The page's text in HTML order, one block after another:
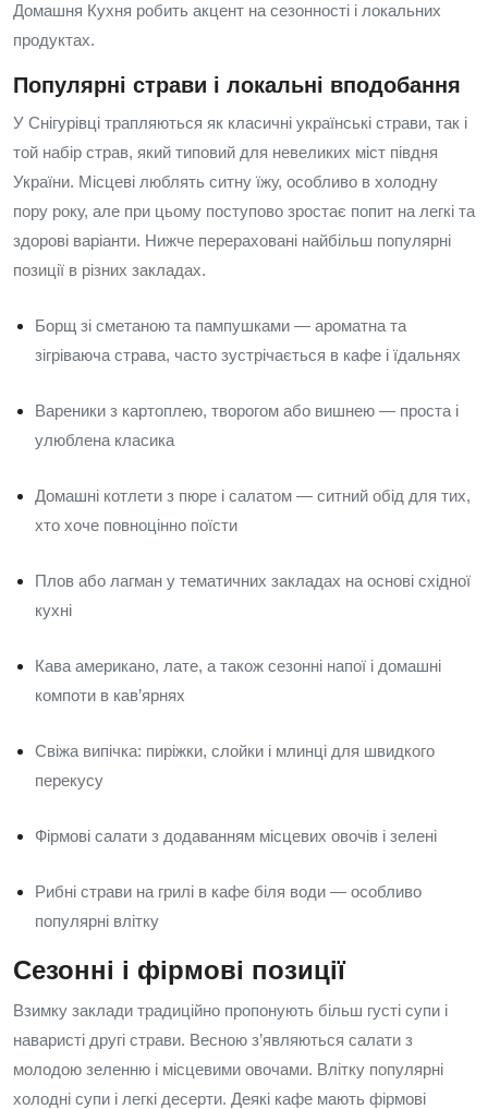
Домашня Кухня робить акцент на сезонності і локальних
продуктах.
Популярні страви і локальні вподобання
У Снігурівці трапляються як класичні українські страви, так і
той набір страв, який типовий для невеликих міст півдня
України. Місцеві люблять ситну їжу, особливо в холодну
пору року, але при цьому поступово зростає попит на легкі та
здорові варіанти. Нижче перераховані найбільш популярні
позиції в різних закладах.
Борщ зі сметаною та пампушками — ароматна та
зігріваюча страва, часто зустрічається в кафе і їдальнях
Вареники з картоплею, творогом або вишнею — проста і
улюблена класика
Домашні котлети з пюре і салатом — ситний обід для тих,
хто хоче повноцінно поїсти
Плов або лагман у тематичних закладах на основі східної
кухні
Кава американо, лате, а також сезонні напої і домашні
компоти в кав’ярнях
Свіжа випічка: пиріжки, слойки і млинці для швидкого
перекусу
Фірмові салати з додаванням місцевих овочів і зелені
Рибні страви на грилі в кафе біля води — особливо
популярні влітку
Сезонні і фірмові позиції
Взимку заклади традиційно пропонують більш густі супи і
наваристі другі страви. Весною з’являються салати з
молодою зеленню і місцевими овочами. Влітку популярні
холодні супи і легкі десерти. Деякі кафе мають фірмові